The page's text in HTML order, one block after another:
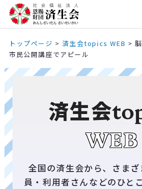
トップページ > 済生会topics WEB >
市民公開講座でアピール
済生会
WEB
全国の済生会から、さま
員・利用者さんなどのひと